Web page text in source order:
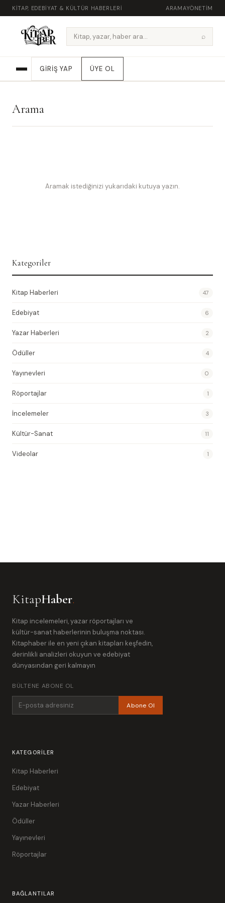
KITAP, EDEBIYAT & KÜLTÜR HABERLERI ARAMAYÖNETIM
⌕
GIRIŞ YAP ÜYE OL
Arama
Aramak istediğinizi yukarıdaki kutuya yazın.
Kategoriler
Kitap Haberleri 47
Edebiyat 6
Yazar Haberleri 2
Ödüller 4
Yayınevleri 0
Röportajlar 1
İncelemeler 3
Kültür-Sanat 11
Videolar 1
KitapHaber.
Kitap incelemeleri, yazar röportajları ve
kültür-sanat haberlerinin buluşma noktası.
Kitaphaber ile en yeni çıkan kitapları keşfedin,
derinlikli analizleri okuyun ve edebiyat
dünyasından geri kalmayın
BÜLTENE ABONE OL
Abone Ol
KATEGORILER
Kitap Haberleri
Edebiyat
Yazar Haberleri
Ödüller
Yayınevleri
Röportajlar
BAĞLANTILAR